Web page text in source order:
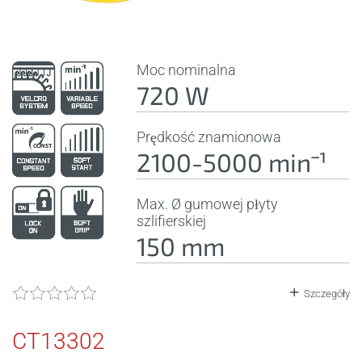
Moc nominalna
720 W
Prędkość znamionowa
2100-5000 minˉ¹
Max. Ø gumowej płyty
szlifierskiej
150 mm
Szczegóły
CT13302